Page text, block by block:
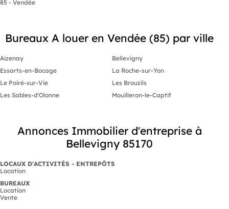
85 - Vendée
Bureaux A louer en Vendée (85) par ville
Aizenay
Bellevigny
Essarts-en-Bocage
La Roche-sur-Yon
Le Poiré-sur-Vie
Les Brouzils
Les Sables-d'Olonne
Mouilleron-le-Captif
Annonces Immobilier d'entreprise à
Bellevigny 85170
LOCAUX D'ACTIVITÉS - ENTREPÔTS
Location
BUREAUX
Location
Vente